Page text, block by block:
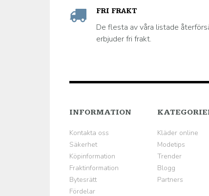
FRI FRAKT
De flesta av våra listade
erbjuder fri frakt.
INFORMATION
Kontakta oss
Säkerhet
Köpinformation
Fraktinformation
Bytesrätt
Fördelar
Kläder online
Modetips
Trender
Blogg
Partners